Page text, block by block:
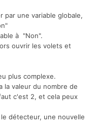
par une variable globale,
à "Non".
ouvrir les volets et
plus complexe.
la valeur du nombre de
c'est 2, et cela peux
détecteur, une nouvelle